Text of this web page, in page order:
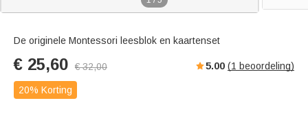
De originele Montessori leesblok en kaartenset
€ 25,60 €32,00 5.00 (1 beoordeling)
20% Korting